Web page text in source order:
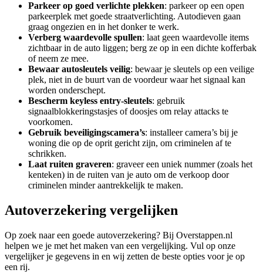
Parkeer op goed verlichte plekken: parkeer op een open
parkeerplek met goede straatverlichting. Autodieven gaan
graag ongezien en in het donker te werk.
Verberg waardevolle spullen: laat geen waardevolle items
zichtbaar in de auto liggen; berg ze op in een dichte kofferbak
of neem ze mee.
Bewaar autosleutels veilig: bewaar je sleutels op een veilige
plek, niet in de buurt van de voordeur waar het signaal kan
worden onderschept.
Bescherm keyless entry-sleutels: gebruik
signaalblokkeringstasjes of doosjes om relay attacks te
voorkomen.
Gebruik beveiligingscamera’s: installeer camera’s bij je
woning die op de oprit gericht zijn, om criminelen af te
schrikken.
Laat ruiten graveren: graveer een uniek nummer (zoals het
kenteken) in de ruiten van je auto om de verkoop door
criminelen minder aantrekkelijk te maken.
Autoverzekering vergelijken
Op zoek naar een goede autoverzekering? Bij Overstappen.nl
helpen we je met het maken van een vergelijking. Vul op onze
vergelijker je gegevens in en wij zetten de beste opties voor je op
een rij.